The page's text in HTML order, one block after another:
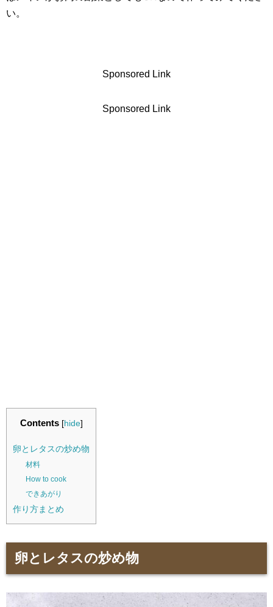
い。
Sponsored Link
Sponsored Link
Contents [hide]
卵とレタスの炒め物
材料
How to cook
できあがり
作り方まとめ
卵とレタスの炒め物